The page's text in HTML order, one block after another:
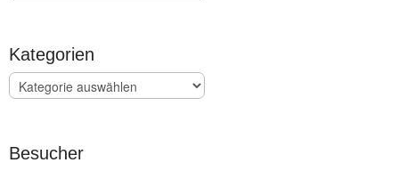
Kategorien
Kategorien
Besucher